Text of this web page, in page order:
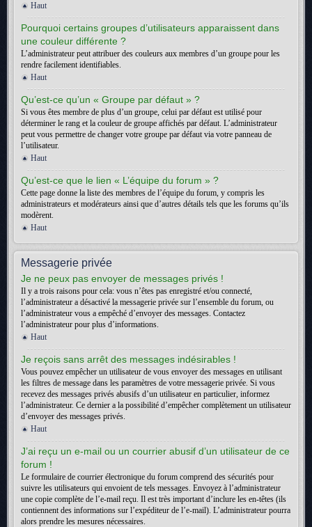
Haut
Pourquoi certains groupes d’utilisateurs apparaissent dans
une couleur différente ?
L’administrateur peut attribuer des couleurs aux membres d’un groupe pour les
rendre facilement identifiables.
Haut
Qu’est-ce qu’un « Groupe par défaut » ?
Si vous êtes membre de plus d’un groupe, celui par défaut est utilisé pour
déterminer le rang et la couleur de groupe affichés par défaut. L’administrateur
peut vous permettre de changer votre groupe par défaut via votre panneau de
l’utilisateur.
Haut
Qu’est-ce que le lien « L’équipe du forum » ?
Cette page donne la liste des membres de l’équipe du forum, y compris les
administrateurs et modérateurs ainsi que d’autres détails tels que les forums qu’ils
modèrent.
Haut
Messagerie privée
Je ne peux pas envoyer de messages privés !
Il y a trois raisons pour cela: vous n’êtes pas enregistré et/ou connecté,
l’administrateur a désactivé la messagerie privée sur l’ensemble du forum, ou
l’administrateur vous a empêché d’envoyer des messages. Contactez
l’administrateur pour plus d’informations.
Haut
Je reçois sans arrêt des messages indésirables !
Vous pouvez empêcher un utilisateur de vous envoyer des messages en utilisant
les filtres de message dans les paramètres de votre messagerie privée. Si vous
recevez des messages privés abusifs d’un utilisateur en particulier, informez
l’administrateur. Ce dernier a la possibilité d’empêcher complètement un utilisateur
d’envoyer des messages privés.
Haut
J’ai reçu un e-mail ou un courrier abusif d’un utilisateur de ce
forum !
Le formulaire de courrier électronique du forum comprend des sécurités pour
suivre les utilisateurs qui envoient de tels messages. Envoyez à l’administrateur
une copie complète de l’e-mail reçu. Il est très important d’inclure les en-têtes (ils
contiennent des informations sur l’expéditeur de l’e-mail). L’administrateur pourra
alors prendre les mesures nécessaires.